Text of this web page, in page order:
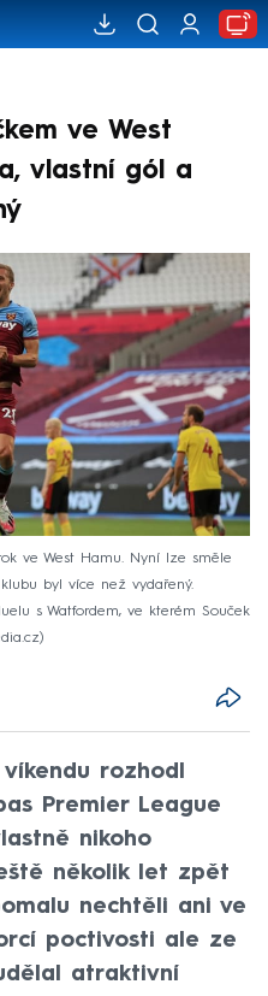
ve West
vlastní gól a
ve West Hamu. Nyní lze směle
byl více než vydařený.
s Watfordem, ve kterém Souček
rozhodl
Premier League
nikoho
několik let zpět
nechtěli ani ve
poctivosti ale ze
atraktivní